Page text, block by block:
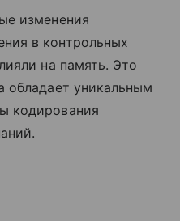
изменения
в контрольных
на память. Это
обладает уникальным
кодирования